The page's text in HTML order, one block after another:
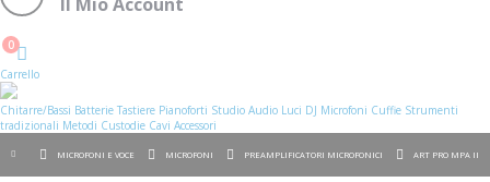
Cart
0
Carrello
Chitarre/Bassi Batterie Tastiere Pianoforti Studio Audio Luci DJ Microfoni Cuffie Strumenti
tradizionali Metodi Custodie Cavi Accessori
MICROFONI E VOCE MICROFONI PREAMPLIFICATORI MICROFONICI ART PRO MPA II